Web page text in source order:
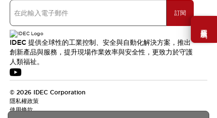
需要幫助嗎？
訂閱
IDEC 提供全球性的工業控制、安全與自動化解決方案，推出
創新產品與服務，提升現場作業效率與安全性，更致力於守護
人類福祉。
© 2026 IDEC Corporation
隱私權政策
使用條款